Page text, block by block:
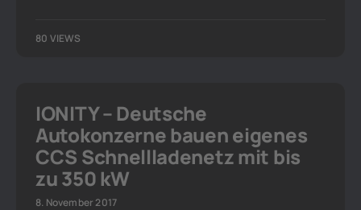
80 VIEWS
IONITY – Deutsche
Autokonzerne bauen eigenes
CCS Schnellladenetz mit bis
zu 350 kW
8. November 2017